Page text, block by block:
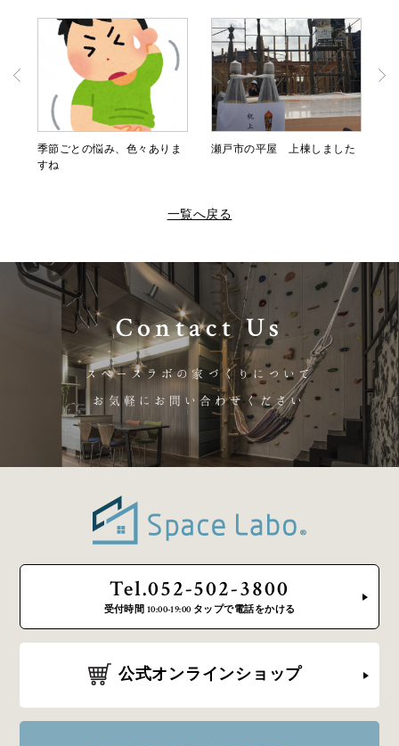
季節ごとの悩み、色々ありま
すね
瀬戸市の平屋 上棟しました
一覧へ戻る
Contact Us
スペースラボの家づくりについて
お気軽にお問い合わせください
Tel.052-502-3800
受付時間 10:00-19:00 タップで電話をかける
公式オンラインショップ